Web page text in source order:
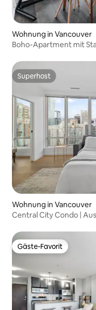
Wohnung in Vancouver
Boho-Apartment mit
Superhost
Superhost
Wohnung in Vancouver
Central City Condo |
Gäste-Favorit
Gäste-Favorit